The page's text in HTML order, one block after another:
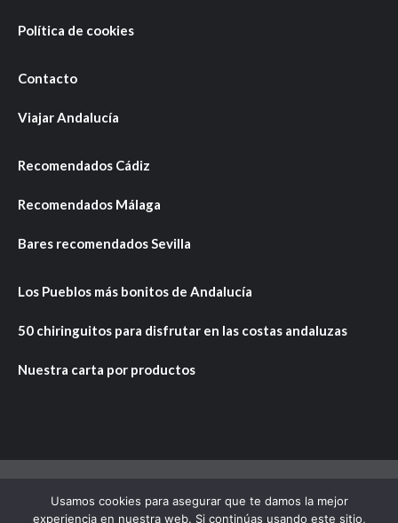
Política de cookies
Contacto
Viajar Andalucía
Recomendados Cádiz
Recomendados Málaga
Bares recomendados Sevilla
Los Pueblos más bonitos de Andalucía
50 chiringuitos para disfrutar en las costas andaluzas
Nuestra carta por productos
Copyright © Todos los derechos reservados.|CoverNews
Usamos cookies para asegurar que te damos la mejor
experiencia en nuestra web. Si continúas usando este sitio,